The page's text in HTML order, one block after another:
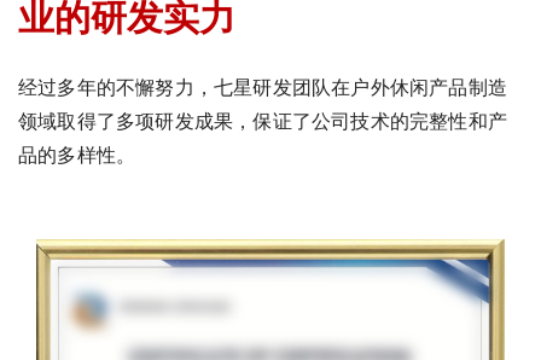
业的研发实力
经过多年的不懈努力，七星研发团队在户外休闲产品制造
领域取得了多项研发成果，保证了公司技术的完整性和产
品的多样性。